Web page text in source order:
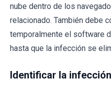
nube dentro de los
relacionado. También debe
temporalmente el software
hasta que la infección se
Identificar la